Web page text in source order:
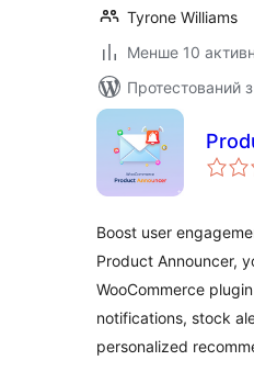
Tyrone Williams
Менше 10
Протестований
Boost user
Product Announcer,
WooCommerce
notifications, stock
personalized